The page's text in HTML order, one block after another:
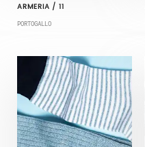
ARMERIA / 11
PORTOGALLO